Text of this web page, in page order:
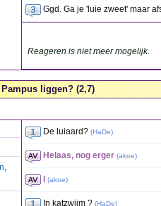
Ggd. Ga je 'luie zweet' maar
Reageren is niet meer mogelijk.
liggen? (2,7)
,
De luiaard? (HaDe)
Helaas, nog erger (akoe)
(akoe)
In katzwijm ? (HaDe)